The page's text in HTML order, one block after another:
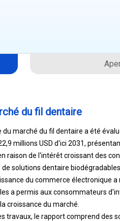
du fil dentaire
du marché du fil dentaire a été
millions USD d'ici 2031,
raison de l'intérêt croissant des
de solutions dentaire
du commerce électronique
a permis aux consommateurs
croissance du marché.
travaux, le rapport comprend des